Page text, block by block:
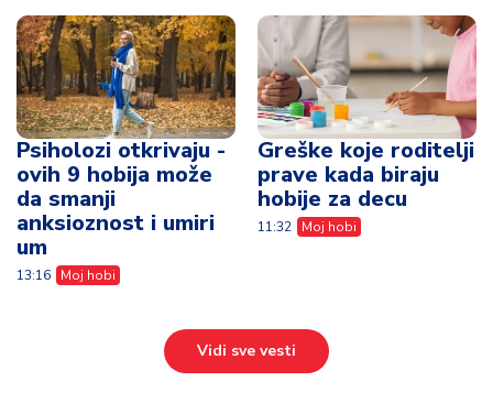
Psiholozi otkrivaju -
ovih 9 hobija može
da smanji
anksioznost i umiri
um
13:16 Moj hobi
Greške koje roditelji
prave kada biraju
hobije za decu
11:32 Moj hobi
Vidi sve vesti